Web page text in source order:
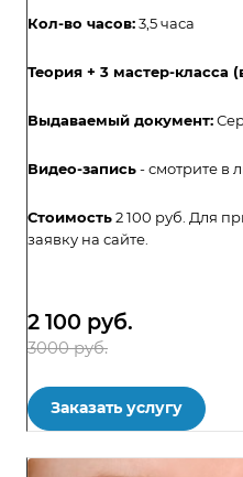
Кол-во часов:3,5 часа
Теория + 3 мастер-класса
Выдаваемый документ:
Видео-запись- смотрите в
Стоимость2 100 руб. Для
заявку на сайте.
2 100 руб.
3000 руб.
Заказать услугу